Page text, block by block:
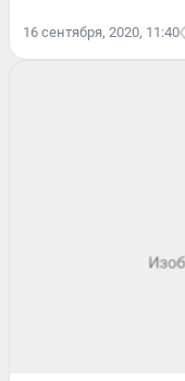
16 сентября, 2020, 11:40